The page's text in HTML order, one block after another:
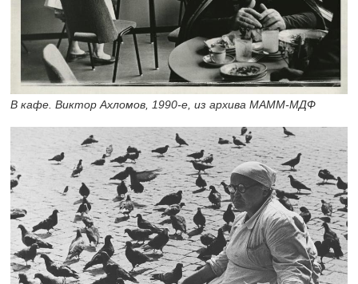
В кафе. Виктор Ахломов, 1990-е, из архива МАММ-МДФ